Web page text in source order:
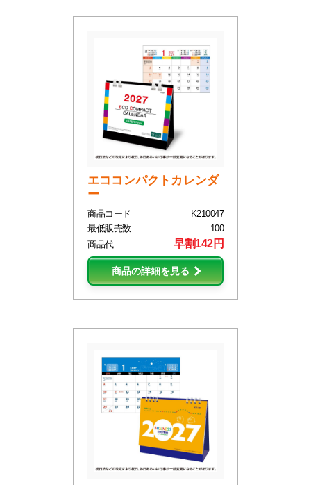
エココンパクトカレンダ
ー
商品コード
K210047
最低販売数
100
商品代
早割142円
商品の詳細を見る